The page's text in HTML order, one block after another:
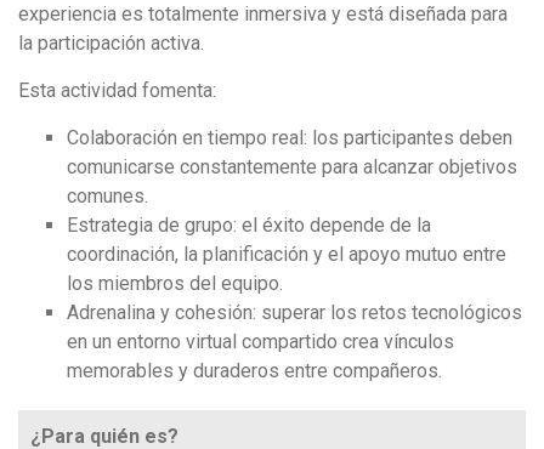
experiencia es totalmente inmersiva y está diseñada para
la participación activa.
Esta actividad fomenta:
Colaboración en tiempo real: los participantes deben
comunicarse constantemente para alcanzar objetivos
comunes.
Estrategia de grupo: el éxito depende de la
coordinación, la planificación y el apoyo mutuo entre
los miembros del equipo.
Adrenalina y cohesión: superar los retos tecnológicos
en un entorno virtual compartido crea vínculos
memorables y duraderos entre compañeros.
¿Para quién es?